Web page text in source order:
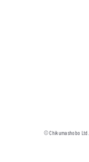
© Chikumashobo Ltd.